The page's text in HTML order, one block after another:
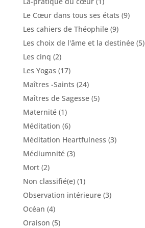
Le Cœur dans tous ses états (9)
Les cahiers de Théophile(9)
Les choix de l'âme et la destinée(5)
Les cinq (2)
Les Yogas (17)
Maîtres -Saints (24)
Maîtres de Sagesse(5)
Maternité(1)
Méditation (6)
Méditation Heartfulness (3)
Médiumnité(3)
Mort(2)
Non classifié(e)(1)
Observation intérieure(3)
Océan (4)
Oraison (5)